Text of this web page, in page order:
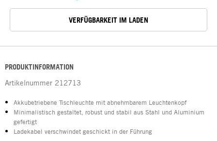
VERFÜGBARKEIT IM LADEN
PRODUKTINFORMATION
Artikelnummer 212713
Akkubetriebene Tischleuchte mit abnehmbarem Leuchtenkopf
Minimalistisch gestaltet, robust und stabil aus Stahl und Aluminium
gefertigt
Ladekabel verschwindet geschickt in der Führung